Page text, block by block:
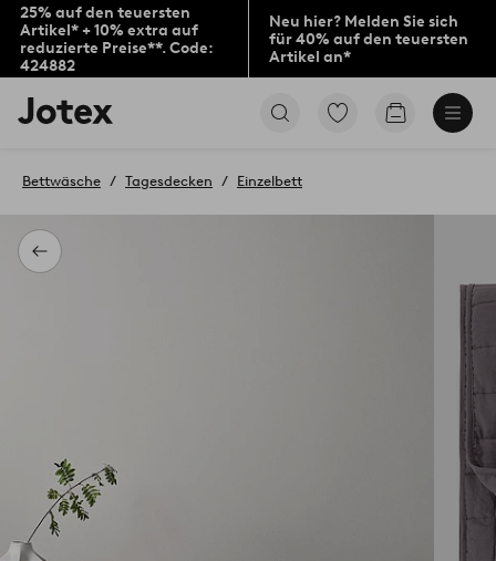
25% auf den teuersten
Artikel* + 10% extra auf
reduzierte Preise**. Code:
424882
Neu hier? Melden Sie sich
für 40% auf den teuersten
Artikel an*
Jotex-
Logo
Startseite
Zu
Produkten
Zum
Zurück
Bettwäsche Tagesdecken Einzelbett